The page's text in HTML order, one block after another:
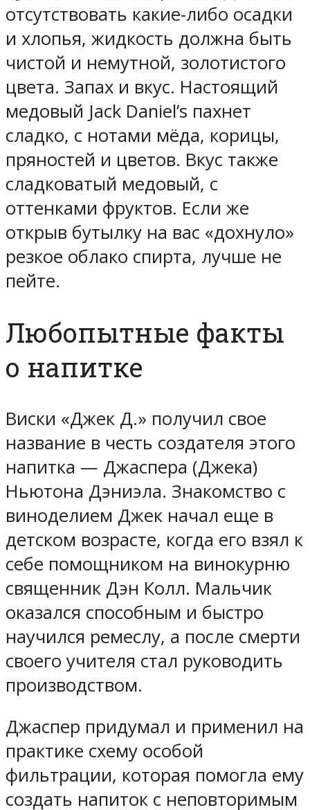
отсутствовать какие-либо осадки
и хлопья, жидкость должна быть
чистой и немутной, золотистого
цвета. Запах и вкус. Настоящий
медовый Jack Daniel’s пахнет
сладко, с нотами мёда, корицы,
пряностей и цветов. Вкус также
сладковатый медовый, с
оттенками фруктов. Если же
открыв бутылку на вас «дохнуло»
резкое облако спирта, лучше не
пейте.
Любопытные факты
о напитке
Виски «Джек Д.» получил свое
название в честь создателя этого
напитка — Джаспера (Джека)
Ньютона Дэниэла. Знакомство с
виноделием Джек начал еще в
детском возрасте, когда его взял к
себе помощником на винокурню
священник Дэн Колл. Мальчик
оказался способным и быстро
научился ремеслу, а после смерти
своего учителя стал руководить
производством.
Джаспер придумал и применил на
практике схему особой
фильтрации, которая помогла ему
создать напиток с неповторимым